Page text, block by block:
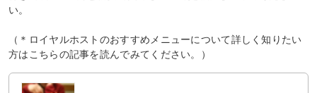
い。
（＊ロイヤルホストのおすすめメニューについて詳しく知りたい
方はこちらの記事を読んでみてください。）